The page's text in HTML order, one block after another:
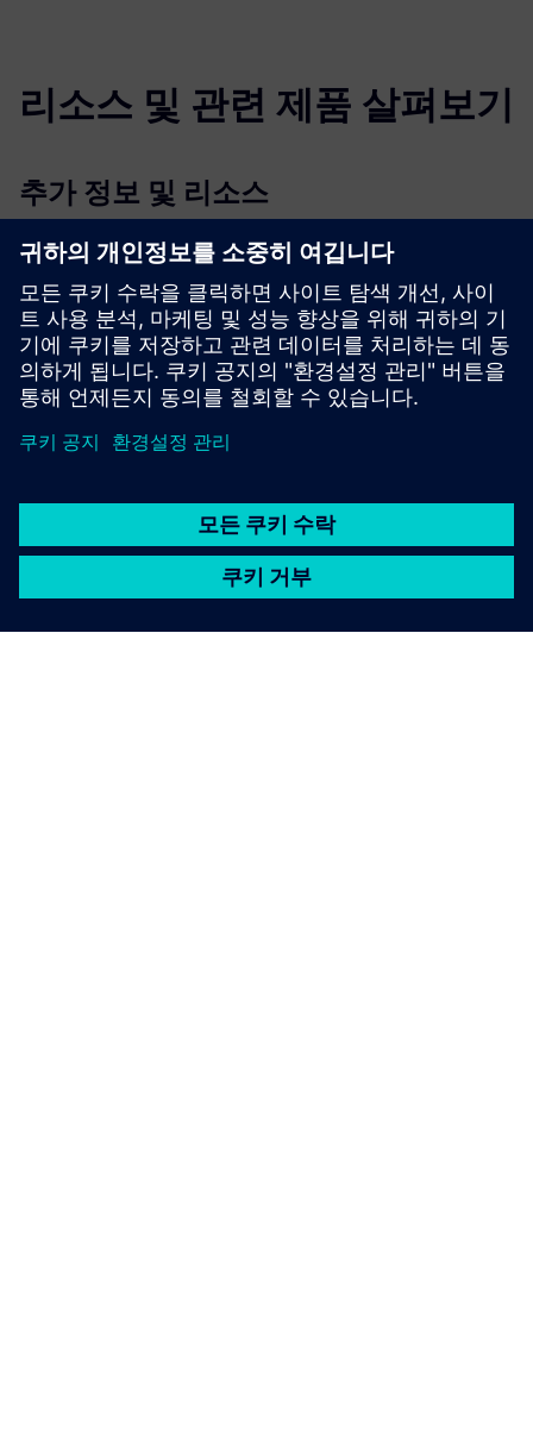
리소스 및 관련 제품 살펴보기
추가 정보 및 리소스
추가 정보
선행 조건
CAD 또는 BIM 데이터 사용 가능